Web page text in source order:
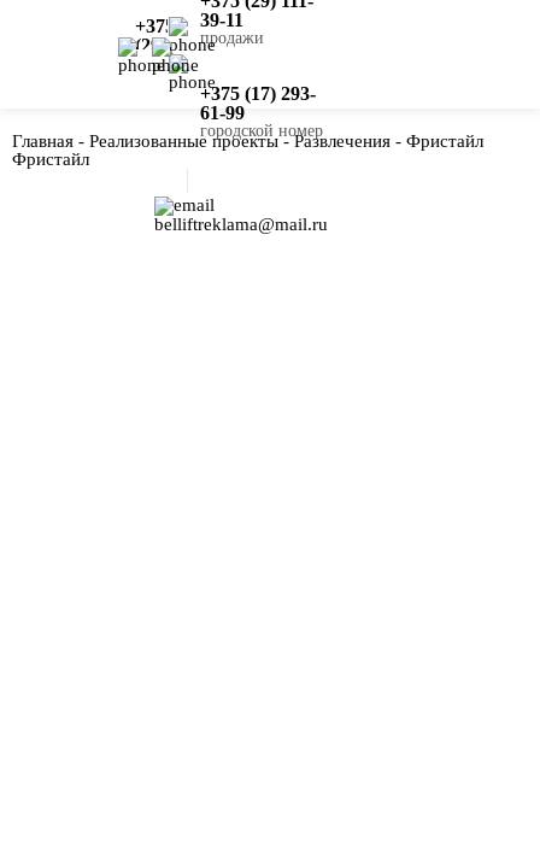
39-11
продажи
+375 (17) 293-
61-99
городской номер
belliftreklama@mail.ru
+375
(29)
111-
Главная - Реализованные проекты-Развлечения - Фристайл
Фристайл